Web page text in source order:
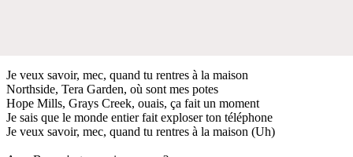
Je veux savoir, mec, quand tu rentres à la maison
Northside, Tera Garden, où sont mes potes
Hope Mills, Grays Creek, ouais, ça fait un moment
Je sais que le monde entier fait exploser ton téléphone
Je veux savoir, mec, quand tu rentres à la maison (Uh)